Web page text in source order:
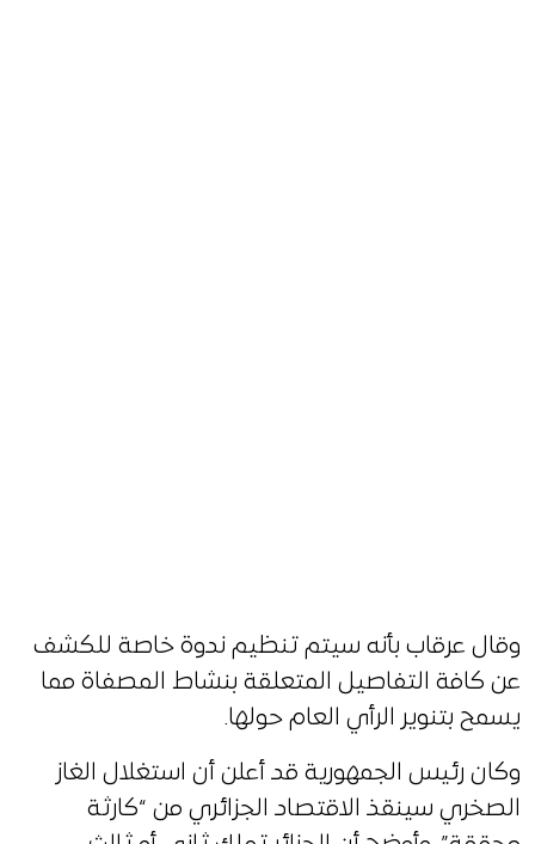
وقال عرقاب بأنه سيتم تنظيم ندوة خاصة للكشف
عن كافة التفاصيل المتعلقة بنشاط المصفاة مما
يسمح بتنوير الرأي العام حولها.
وكان رئيس الجمهورية قد أعلن أن استغلال الغاز
الصخري سينقذ الاقتصاد الجزائري من “كارثة